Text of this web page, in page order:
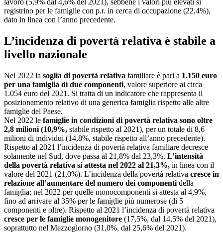
lavoro (5,9% dal 4,6% del 2021), sebbene i valori più elevati si
registrino per le famiglie con p.r. in cerca di occupazione (22,4%),
dato in linea con l’anno precedente.
L’incidenza di povertà relativa è stabile a
livello nazionale
Nel 2022 la soglia di povertà relativa familiare è pari a 1.150 euro
per una famiglia di due componenti, valore superiore ai circa
1.054 euro del 2021. Si tratta di un indicatore che rappresenta il
posizionamento relativo di una generica famiglia rispetto alle altre
famiglie del Paese.
Nel 2022 le famiglie in condizioni di povertà relativa sono oltre
2,8 milioni (10,9%, stabile rispetto al 2021), per un totale di 8,6
milioni di individui (14,8%, stabile rispetto all’anno precedente).
Rispetto al 2021 l’incidenza di povertà relativa familiare decresce
solamente nel Sud, dove passa al 21,8% dal 23,3%. L’intensità
della povertà relativa si attesta nel 2022 al 21,3%, in linea con il
valore del 2021 (21,0%). L’incidenza della povertà relativa cresce in
relazione all’aumentare del numero dei componenti della
famiglia; nel 2022 per quelle monocomponenti si attesta al 4,9%,
fino ad arrivare al 35% per le famiglie più numerose (di 5
componenti e oltre). Rispetto al 2021 l’incidenza di povertà relativa
cresce per le famiglie monogenitore (17,5%, dal 14,5% del 2021),
soprattutto nel Mezzogiorno (31,0%, dal 25,6% del 2021).